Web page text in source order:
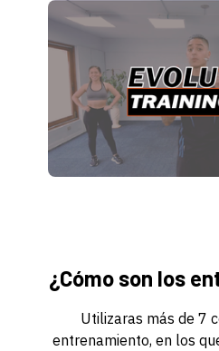
¿Cómo son los
Utilizaras más de 7
entrenamiento, en los